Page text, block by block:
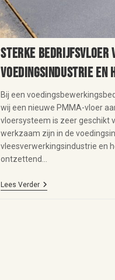
Sterke bedrijfsvloer
voedingsindustrie en
Bij een
wij een nieuwe PMMA-vloer
vloersysteem is zeer geschikt
werkzaam zijn in de
vleesverwerkingsindustrie en
ontzettend…
Lees Verder